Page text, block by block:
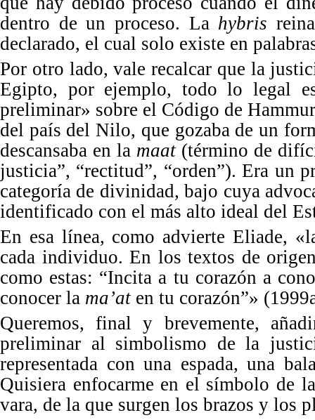
dentro de un proceso. La hybris
declarado, el cual solo existe en
Por otro lado, vale recalcar que la
Egipto, por ejemplo, todo lo legal
preliminar» sobre el Código de
del país del Nilo, que gozaba de un
descansaba en la maat (término de
justicia”, “rectitud”, “orden”). Era un
categoría de divinidad, bajo cuya
identificado con el más alto ideal del
En esa línea, como advierte Eliade, «
cada individuo. En los textos de
como estas: “Incita a tu corazón a
conocer la ma’at en tu corazón”»
Queremos, final y brevemente,
preliminar al simbolismo de la
representada con una espada, una
Quisiera enfocarme en el símbolo de
vara, de la que surgen los brazos y los